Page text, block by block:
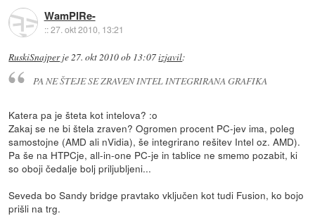
WamPIRe-
::27. okt 2010, 13:21
RuskiSnajperje27. okt 2010 ob 13:07izjavil:
PA NE ŠTEJE SE ZRAVEN INTEL INTEGRIRANA GRAFIKA
Katera pa je šteta kot intelova? :o
Zakaj se ne bi štela zraven? Ogromen procent PC-jev ima, poleg
samostojne (AMD ali nVidia), še integrirano rešitev Intel oz. AMD).
Pa še na HTPCje, all-in-one PC-je in tablice ne smemo pozabit, ki
so oboji čedalje bolj priljubljeni...
Seveda bo Sandy bridge pravtako vključen kot tudi Fusion, ko bojo
prišli na trg.